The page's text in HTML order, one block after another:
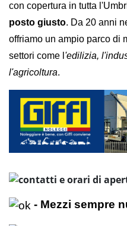
con copertura in tutta
posto giusto. Da 20 anni
offriamo un ampio parco di
settori come l 'edilizia,
l'agricoltura.
- Mezzi sempre